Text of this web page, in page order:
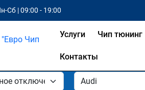
Сб | 09:00 - 19:00
Услуги Чип тюнинг
Контакты